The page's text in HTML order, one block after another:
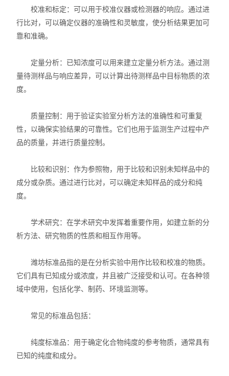
校准和标定：可以用于校准仪器或检测器的响应。通过进
行比对，可以确定仪器的准确性和灵敏度，使分析结果更加可
靠和准确。
定量分析：已知浓度可以用来建立定量分析方法。通过测
量待测样品与响应差异，可以计算出待测样品中目标物质的浓
度。
质量控制：用于验证实验室分析方法的准确性和可重复
性，以确保实验结果的可靠性。它们也用于监测生产过程中产
品的质量，并进行质量控制。
比较和识别：作为参照物，用于比较和识别未知样品中的
成分或杂质。通过进行比对，可以确定未知样品的成分和纯
度。
学术研究：在学术研究中发挥着重要作用，如建立新的分
析方法、研究物质的性质和相互作用等。
潍坊标准品指的是在分析实验中用作比较和校准的物质。
它们具有已知成分或浓度，并且被广泛接受和认可。在各种领
域中使用，包括化学、制药、环境监测等。
常见的标准品包括：
纯度标准品：用于确定化合物纯度的参考物质，通常具有
已知的纯度和成分。